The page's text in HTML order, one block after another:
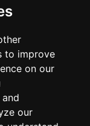
to improve
on our
our
nous!
Allemand